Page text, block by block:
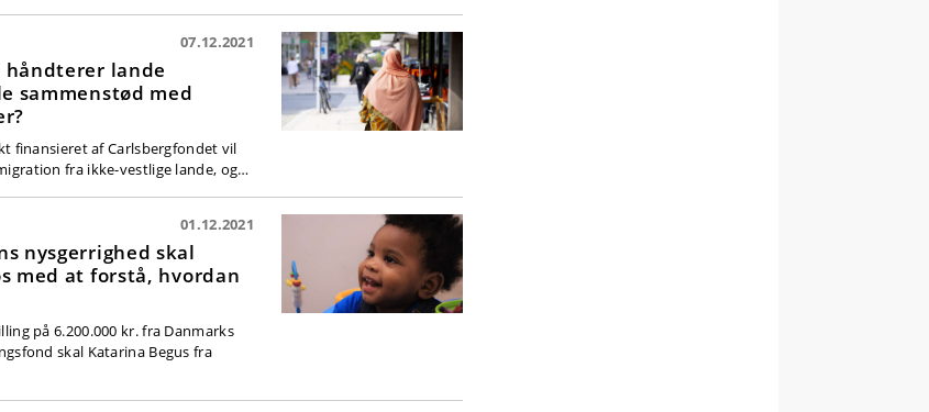
07.12.2021
håndterer lande
sammenstød med
finansieret af Carlsbergfondet vil
fra ikke-vestlige lande, og…
01.12.2021
nysgerrighed skal
med at forstå, hvordan
på 6.200.000 kr. fra Danmarks
skal Katarina Begus fra